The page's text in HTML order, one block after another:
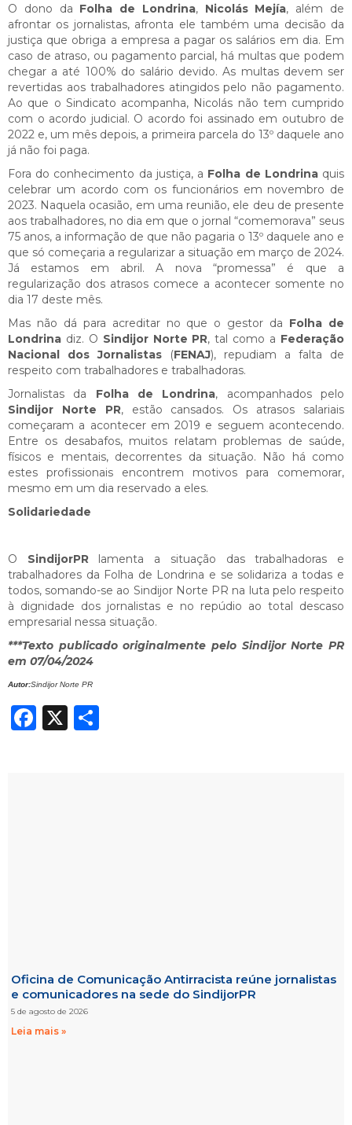
O dono da Folha de Londrina, Nicolás Mejía, além de
afrontar os jornalistas, afronta ele também uma decisão da
justiça que obriga a empresa a pagar os salários em dia. Em
caso de atraso, ou pagamento parcial, há multas que podem
chegar a até 100% do salário devido. As multas devem ser
revertidas aos trabalhadores atingidos pelo não pagamento.
Ao que o Sindicato acompanha, Nicolás não tem cumprido
com o acordo judicial. O acordo foi assinado em outubro de
2022 e, um mês depois, a primeira parcela do 13º daquele ano
já não foi paga.
Fora do conhecimento da justiça, a Folha de Londrinaquis
celebrar um acordo com os funcionários em novembro de
2023. Naquela ocasião, em uma reunião, ele deu de presente
aos trabalhadores, no dia em que o jornal “comemorava” seus
75 anos, a informação de que não pagaria o 13º daquele ano e
que só começaria a regularizar a situação em março de 2024.
Já estamos em abril. A nova “promessa” é que a
regularização dos atrasos comece a acontecer somente no
dia 17 deste mês.
Mas não dá para acreditar no que o gestor da Folha de
Londrina diz. O Sindijor Norte PR, tal como a Federação
Nacional dos Jornalistas (FENAJ), repudiam a falta de
respeito com trabalhadores e trabalhadoras.
Jornalistas da Folha de Londrina, acompanhados pelo
Sindijor Norte PR, estão cansados. Os atrasos salariais
começaram a acontecer em 2019 e seguem acontecendo.
Entre os desabafos, muitos relatam problemas de saúde,
físicos e mentais, decorrentes da situação. Não há como
estes profissionais encontrem motivos para comemorar,
mesmo em um dia reservado a eles.
Solidariedade
O SindijorPRlamenta a situação das trabalhadoras e
trabalhadores da Folha de Londrina e se solidariza a todas e
todos, somando-se ao Sindijor Norte PR na luta pelo respeito
à dignidade dos jornalistas e no repúdio ao total descaso
empresarial nessa situação.
***Texto publicado originalmente pelo Sindijor Norte PR
em 07/04/2024
Autor:Sindijor Norte PR
Facebook
X
Oficina de Comunicação Antirracista reúne jornalistas
e comunicadores na sede do SindijorPR
5 de agosto de 2026
Leia mais »